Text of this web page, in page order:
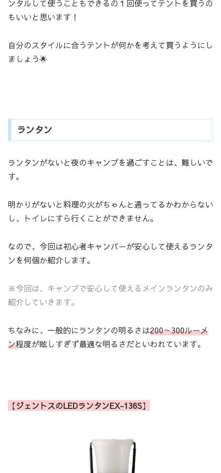
ンタルして使うこともできるの１回使ってテントを買うの
もいいと思います！
自分のスタイルに合うテントが何かを考えて買うようにし
ましょう🌟
ランタン
ランタンがないと夜のキャンプを過ごすことは、難しいで
す。
明かりがないと料理の火がちゃんと通ってるかわからない
し、トイレにすら行くことができません。
なので、今回は初心者キャンパーが安心して使えるランタ
ンを何個か紹介します。
※今回は、キャンプで安心して使えるメインランタンのみ
紹介していきます。
ちなみに、一般的にランタンの明るさは200～300ルーメ
ン程度が眩しすぎず最適な明るさだといわれています。
【ジェントスのLEDランタンEX-136S】